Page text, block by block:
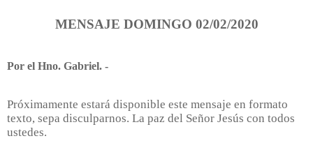
MENSAJE DOMINGO 02/02/2020
Por el Hno. Gabriel. -
Próximamente estará disponible este mensaje en formato
texto, sepa disculparnos. La paz del Señor Jesús con todos
ustedes.